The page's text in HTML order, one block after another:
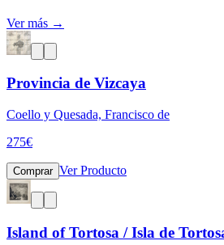
Ver más →
Provincia de Vizcaya
Coello y Quesada, Francisco de
275€
Comprar Ver Producto
Island of Tortosa / Isla de